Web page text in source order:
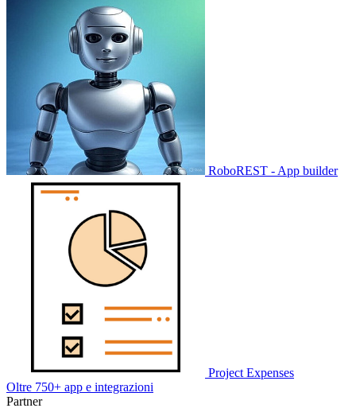
RoboREST - App builder
Project Expenses
Oltre 750+ app e integrazioni
Partner